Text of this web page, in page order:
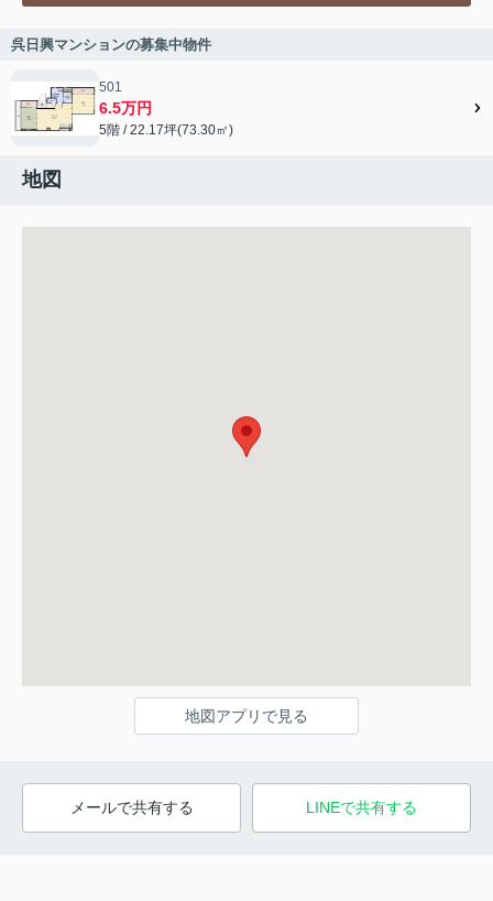
呉日興マンションの募集中物件
501
6.5万円
5階 / 22.17坪(73.30㎡)
地図
地図アプリで見る
メールで共有する LINEで共有する